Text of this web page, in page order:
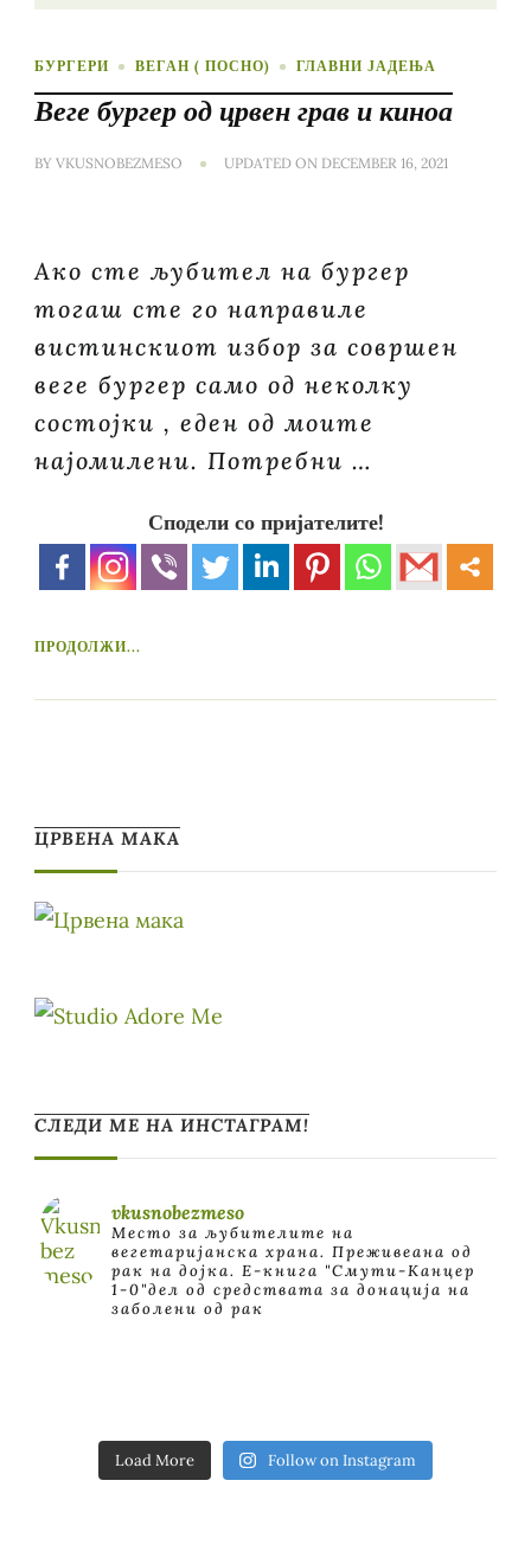
БУРГЕРИ ВЕГАН ( ПОСНО) ГЛАВНИ ЈАДЕЊА
Веге бургер од црвен грав и киноа
BY VKUSNOBEZMESO UPDATED ON DECEMBER 16, 2021
Ако сте љубител на бургер
тогаш сте го направиле
вистинскиот избор за совршен
веге бургер само од неколку
состојки , еден од моите
најомилени. Потребни …
Сподели со пријателите!
ПРОДОЛЖИ...
ЦРВЕНА МАКА
СЛЕДИ МЕ НА ИНСТАГРАМ!
vkusnobezmeso
Место за љубителите на
вегетаријанска храна. Преживеана од
рак на дојка. E-книга "Смути-Канцер
1-0"дел од средствата за донација на
заболени од рак
Load More Follow on Instagram